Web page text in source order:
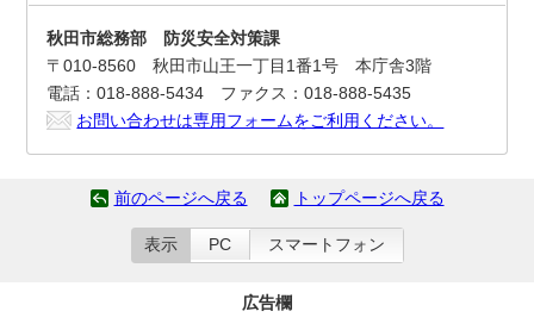
秋田市総務部 防災安全対策課
〒010-8560 秋田市山王一丁目1番1号 本庁舎3階
電話：018-888-5434 ファクス：018-888-5435
お問い合わせは専用フォームをご利用ください。
前のページへ戻る トップページへ戻る
表示 PC スマートフォン
広告欄